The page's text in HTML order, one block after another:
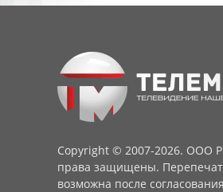
Copyright © 2007-2026. ООО
права защищены.
возможна после